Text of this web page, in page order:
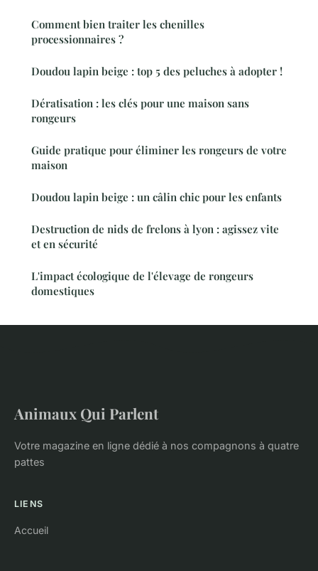
Comment bien traiter les chenilles
processionnaires ?
Doudou lapin beige : top 5 des peluches à adopter !
Dératisation : les clés pour une maison sans
rongeurs
Guide pratique pour éliminer les rongeurs de votre
maison
Doudou lapin beige : un câlin chic pour les enfants
Destruction de nids de frelons à lyon : agissez vite
et en sécurité
L'impact écologique de l'élevage de rongeurs
domestiques
Animaux Qui Parlent
Votre magazine en ligne dédié à nos compagnons à quatre
pattes
LIENS
Accueil